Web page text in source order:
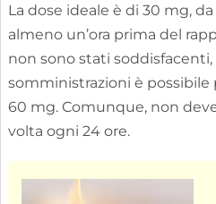
La dose ideale è di 30 mg,
almeno un’ora prima del
non sono stati soddisfacenti,
somministrazioni è possibile
60 mg. Comunque, non
volta ogni 24 ore.